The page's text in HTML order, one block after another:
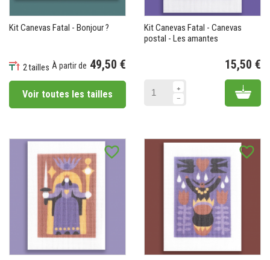
Kit Canevas Fatal - Bonjour ?
2 tailles À partir de 49,50 €
Voir toutes les tailles
Kit Canevas Fatal - Canevas
postal - Les amantes
15,50 €
Add
favorite_border favorite_border